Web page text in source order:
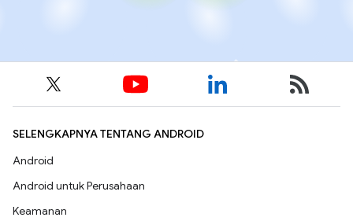
SELENGKAPNYA TENTANG ANDROID
Android
Android untuk Perusahaan
Keamanan